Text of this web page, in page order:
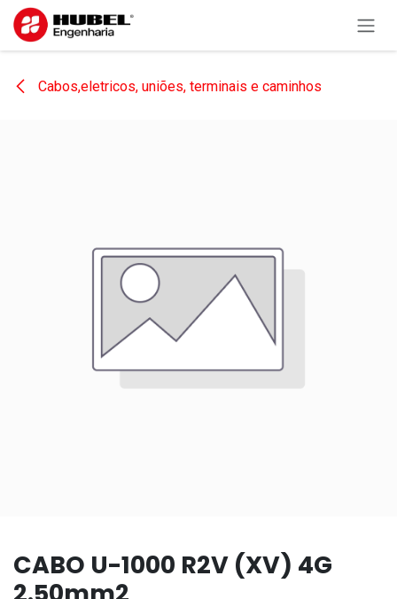
Pular para o conteúdo
Cabos,eletricos, uniões, terminais e caminhos
CABO U-1000 R2V (XV) 4G